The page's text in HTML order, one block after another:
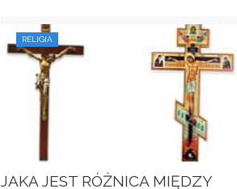
RELIGIA
JAKA JEST RÓŻNICA MIĘDZY